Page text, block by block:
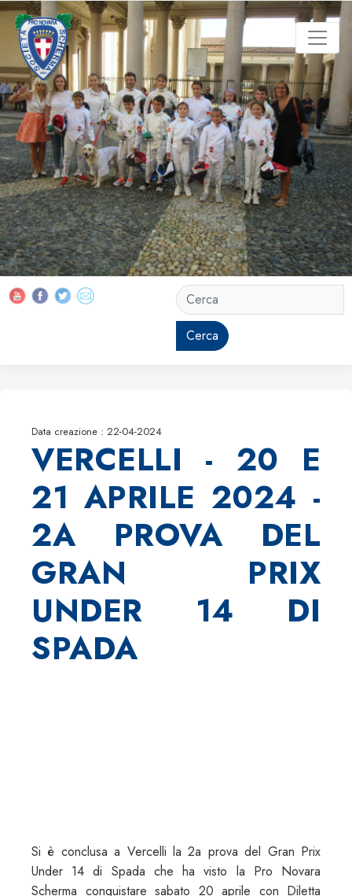
Cerca
Data creazione : 22-04-2024
VERCELLI - 20 E
21 APRILE 2024 -
2A PROVA DEL
GRAN PRIX
UNDER 14 DI
SPADA
Si è conclusa a Vercelli la 2a prova del Gran Prix
Under 14 di Spada che ha visto la Pro Novara
Scherma conquistare sabato 20 aprile con Diletta